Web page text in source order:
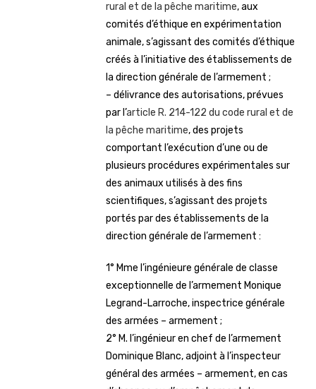
rural et de la pêche maritime, aux
comités d’éthique en expérimentation
animale, s’agissant des comités d’éthique
créés à l’initiative des établissements de
la direction générale de l’armement ;
– délivrance des autorisations, prévues
par l’article R. 214-122 du code rural et de
la pêche maritime, des projets
comportant l’exécution d’une ou de
plusieurs procédures expérimentales sur
des animaux utilisés à des fins
scientifiques, s’agissant des projets
portés par des établissements de la
direction générale de l’armement :
1° Mme l’ingénieure générale de classe
exceptionnelle de l’armement Monique
Legrand-Larroche, inspectrice générale
des armées – armement ;
2° M. l’ingénieur en chef de l’armement
Dominique Blanc, adjoint à l’inspecteur
général des armées – armement, en cas